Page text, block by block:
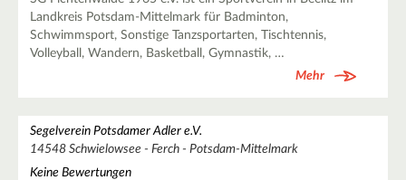
Landkreis Potsdam-Mittelmark für Badminton,
Schwimmsport, Sonstige Tanzsportarten, Tischtennis,
Volleyball, Wandern, Basketball, Gymnastik, …
Mehr
Segelverein Potsdamer Adler e.V.
14548 Schwielowsee - Ferch - Potsdam-Mittelmark
Keine Bewertungen